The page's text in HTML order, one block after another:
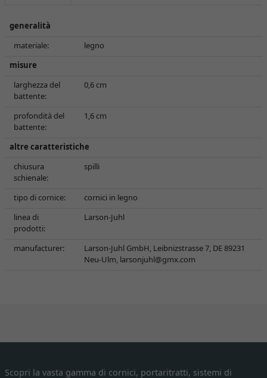
generalità
materiale:
legno
misure
larghezza del
battente:
0,6 cm
profondità del
battente:
1,6 cm
altre caratteristiche
chiusura
schienale:
spilli
tipo di cornice:
cornici in legno
linea di
prodotti:
Larson-Juhl
manufacturer:
Larson-Juhl GmbH, Leibnizstrasse 7, DE 89231
Neu-Ulm, larsonjuhl@gmx.com
Scopri la vasta gamma di cornici, portaritratti, sistemi di